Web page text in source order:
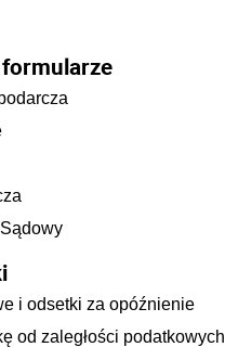
i odsetki za opóźnienie
od zaległości podatkowych